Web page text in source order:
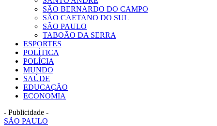
SÃO BERNARDO DO CAMPO
SÃO CAETANO DO SUL
SÃO PAULO
TABOÃO DA SERRA
ESPORTES
POLÍTICA
POLÍCIA
MUNDO
SAÚDE
EDUCAÇÃO
ECONOMIA
- Publicidade -
SÃO PAULO